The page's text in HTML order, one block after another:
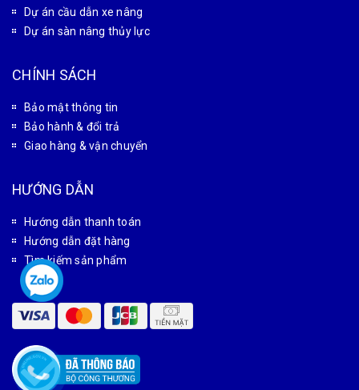
Dự án cầu dẫn xe nâng
Dự án sàn nâng thủy lực
CHÍNH SÁCH
Bảo mật thông tin
Bảo hành & đổi trả
Giao hàng & vận chuyển
HƯỚNG DẪN
Hướng dẫn thanh toán
Hướng dẫn đặt hàng
Tìm kiếm sản phẩm